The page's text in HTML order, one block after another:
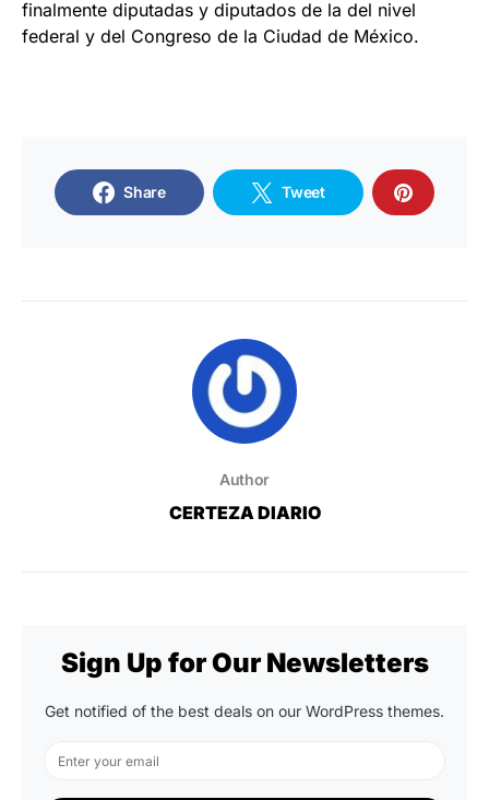
finalmente diputadas y diputados de la del nivel
federal y del Congreso de la Ciudad de México.
Share Tweet
Author
CERTEZA DIARIO
Sign Up for Our Newsletters
Get notified of the best deals on our WordPress themes.